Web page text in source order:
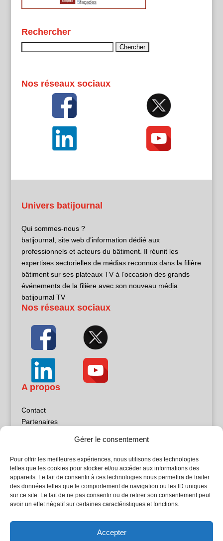
Gérer le consentement
Pour offrir les meilleures expériences, nous utilisons des technologies
telles que les cookies pour stocker et/ou accéder aux informations des
appareils. Le fait de consentir à ces technologies nous permettra de traiter
des données telles que le comportement de navigation ou les ID uniques
sur ce site. Le fait de ne pas consentir ou de retirer son consentement peut
avoir un effet négatif sur certaines caractéristiques et fonctions.
Accepter
Rechercher
Nos réseaux sociaux
Univers batijournal
Qui sommes-nous ?
batijournal, site web d’information dédié aux
professionnels et acteurs du bâtiment. Il réunit les
expertises sectorielles de médias reconnus dans la filière
bâtiment sur ses plateaux TV à l’occasion des grands
événements de la filière avec son nouveau média
batijournal TV
Nos réseaux sociaux
A propos
Contact
Partenaires
Politique de confidentialité
Sites partenaires
5Façades
Atrium Patrimoine
L'Atelier Bois